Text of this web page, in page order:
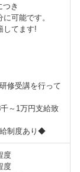
き
可能です。
してます!
修受講を行って
～1万円支給致
制度あり◆
度
度